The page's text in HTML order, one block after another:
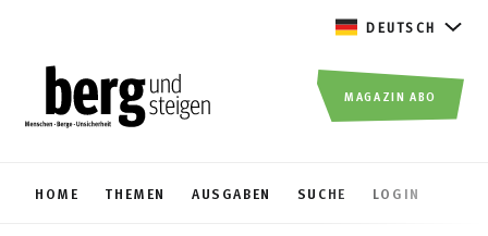
DEUTSCH
HOME THEMEN AUSGABEN SUCHE LOGIN
MAGAZIN ABO